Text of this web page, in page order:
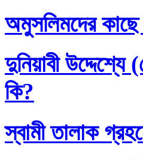
অমুসলিমদের
দুনিয়াবী
কি?
স্বামী তালাক